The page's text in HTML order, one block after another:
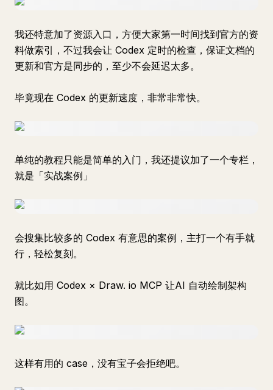
我还特意加了资源入口，方便大家第一时间找到官方的资
料做索引，不过我会让 Codex 定时的检查，保证文档的
更新和官方是同步的，至少不会延迟太多。
毕竟现在 Codex 的更新速度，非常非常快。
单纯的教程只能是简单的入门，我还提议加了一个专栏，
就是「实战案例」
会搜集比较多的 Codex 有意思的案例，主打一个有手就
行，轻松复刻。
就比如用 Codex × Draw. io MCP 让AI 自动绘制架构
图。
这样有用的 case，没有宝子会拒绝吧。